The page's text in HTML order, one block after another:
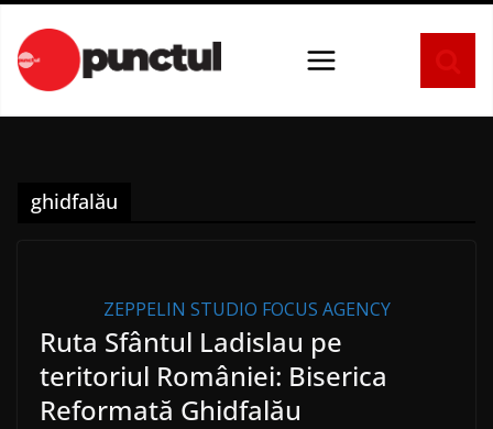
conținut
ghidfalău
ZEPPELIN STUDIO FOCUS AGENCY
Ruta Sfântul Ladislau pe
teritoriul României: Biserica
Reformată Ghidfalău